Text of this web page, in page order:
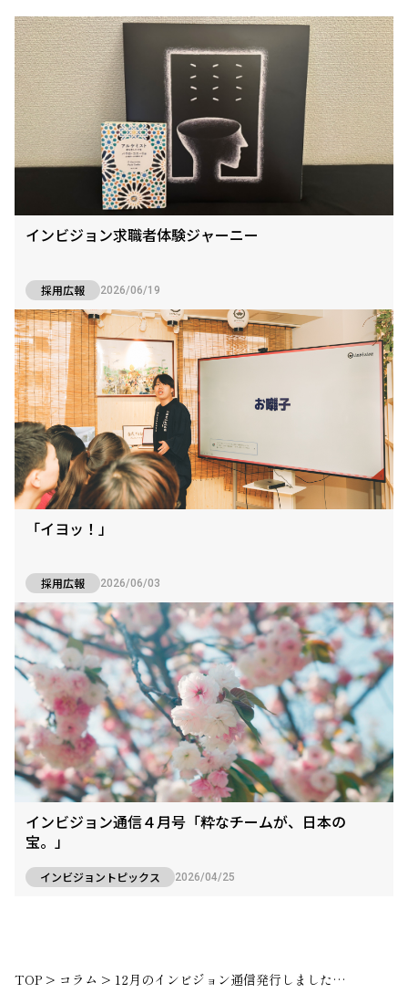
インビジョン求職者体験ジャーニー
採用広報 2026/06/19
「イヨッ！」
採用広報 2026/06/03
インビジョン通信４月号「粋なチームが、日本の
宝。」
インビジョントピックス 2026/04/25
TOP > コラム > 12月のインビジョン通信発行しました～節目に人間性が現れますよね～